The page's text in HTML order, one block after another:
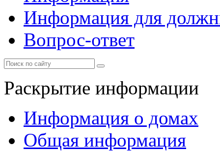
Информация для
Вопрос-ответ
Раскрытие информации
Информация о домах
Общая информация